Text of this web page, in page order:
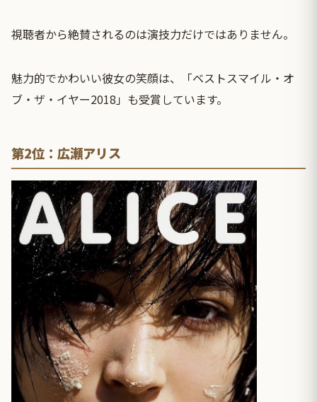
視聴者から絶賛されるのは演技力だけではありません。
魅力的でかわいい彼女の笑顔は、「ベストスマイル・オ
ブ・ザ・イヤー2018」も受賞しています。
第2位：広瀬アリス